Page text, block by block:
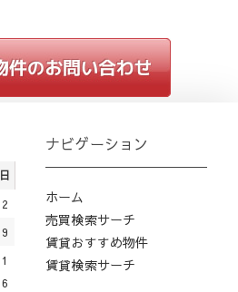
日
2
9
1
6
ナビゲーション
ホーム
売買検索サーチ
賃貸おすすめ物件
賃貸検索サーチ